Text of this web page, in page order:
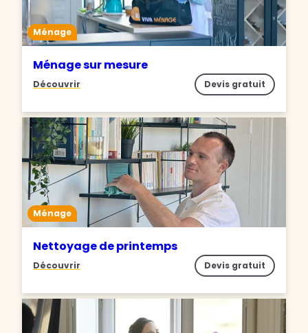
Ménage
Ménage sur mesure
Découvrir Devis gratuit
Ménage
Nettoyage de printemps
Découvrir Devis gratuit